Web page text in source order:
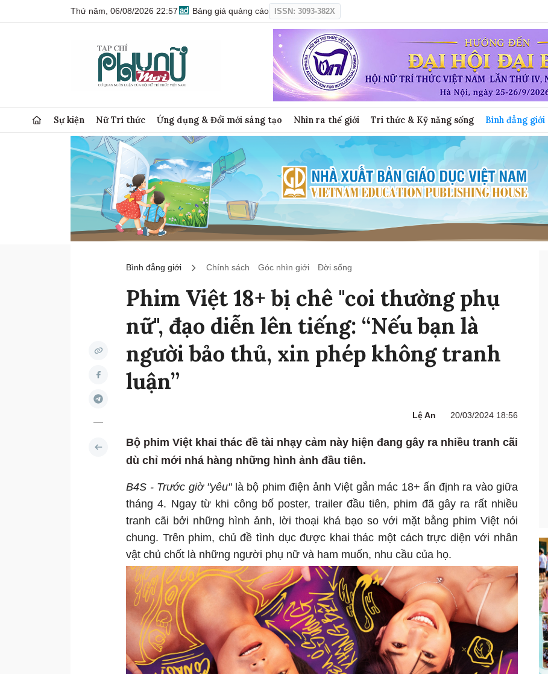
Thứ năm, 06/08/2026 22:57 Bảng giá quảng cáo ISSN: 3093-382X
Sự kiện Nữ Trí thức Ứng dụng & Đổi mới sáng tạo Nhìn ra thế giới Tri thức & Kỹ năng sống Bình đẳng giới
Bình đẳng giới Chính sách Góc nhìn giới Đời sống
Phim Việt 18+ bị chê "coi thường phụ
nữ", đạo diễn lên tiếng: “Nếu bạn là
người bảo thủ, xin phép không tranh
luận”
Lệ An 20/03/2024 18:56
Bộ phim Việt khai thác đề tài nhạy cảm này hiện đang gây ra nhiều tranh cãi
dù chỉ mới nhá hàng những hình ảnh đầu tiên.
B4S - Trước giờ "yêu"là bộ phim điện ảnh Việt gắn mác 18+ ấn định ra vào giữa
tháng 4. Ngay từ khi công bố poster, trailer đầu tiên, phim đã gây ra rất nhiều
tranh cãi bởi những hình ảnh, lời thoại khá bạo so với mặt bằng phim Việt nói
chung. Trên phim, chủ đề tình dục được khai thác một cách trực diện với nhân
vật chủ chốt là những người phụ nữ và ham muốn, nhu cầu của họ.